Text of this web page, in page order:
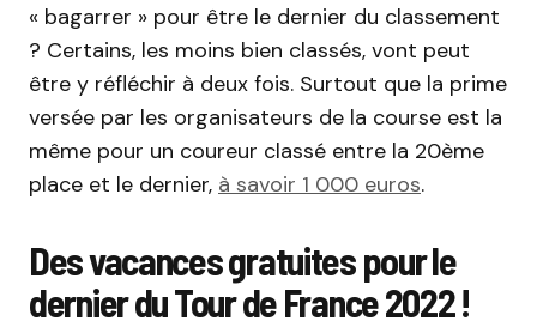
« bagarrer » pour être le dernier du classement
? Certains, les moins bien classés, vont peut
être y réfléchir à deux fois. Surtout que la prime
versée par les organisateurs de la course est la
même pour un coureur classé entre la 20ème
place et le dernier, à savoir 1 000 euros.
Des vacances gratuites pour le
dernier du Tour de France 2022 !